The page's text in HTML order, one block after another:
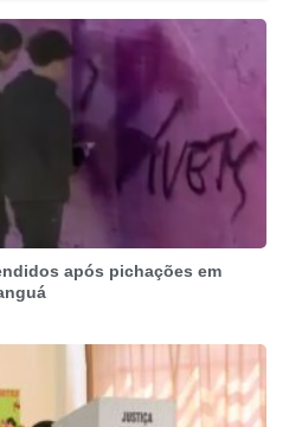
após pichações em